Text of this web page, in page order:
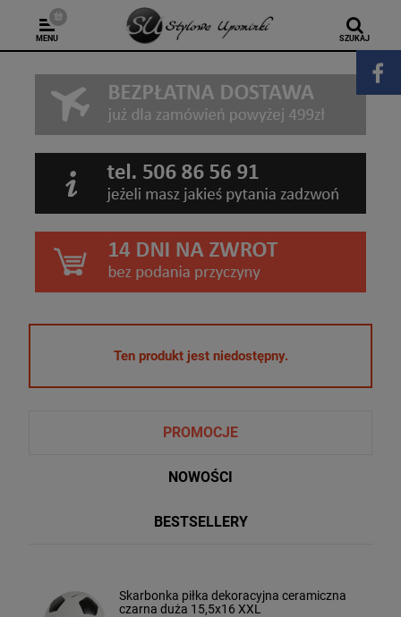
MENU SZUKAJ
Ten produkt jest niedostępny.
PROMOCJE
NOWOŚCI
BESTSELLERY
Skarbonka piłka dekoracyjna ceramiczna
czarna duża 15,5x16 XXL
Taca dekoracyjna drewniana drzewo
mango 4x30x20 185559